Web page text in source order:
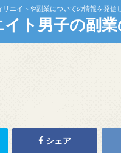
リエイトや副業についての情報を発信
ト男子の副
シェア